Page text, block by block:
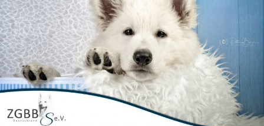
Zum Inhalt springen